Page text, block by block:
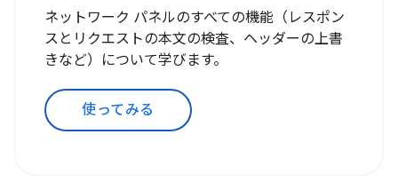
ネットワーク パネルのすべての機能（レスポン
スとリクエストの本文の検査、ヘッダーの上書
きなど）について学びます。
使ってみる